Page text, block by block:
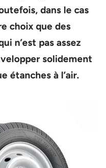
dans le cas
choix que des
n’est pas assez
solidement
étanches à l’air.